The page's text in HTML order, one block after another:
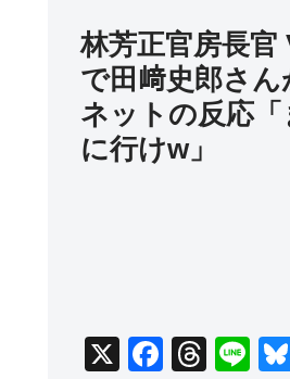
林芳正官房長
で田﨑史郎さ
ネットの反応
に行けw」
X
F
T
Li